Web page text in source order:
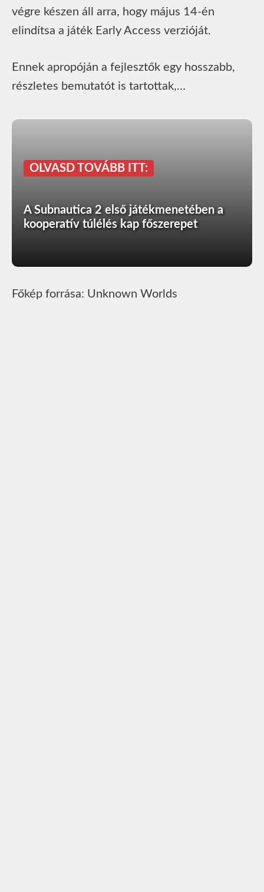
végre készen áll arra, hogy május 14-én
elindítsa a játék Early Access verzióját.
Ennek apropóján a fejlesztők egy hosszabb,
részletes bemutatót is tartottak,…
OLVASD TOVÁBB ITT:
A Subnautica 2 első játékmenetében a
kooperatív túlélés kap főszerepet
Főkép forrása: Unknown Worlds